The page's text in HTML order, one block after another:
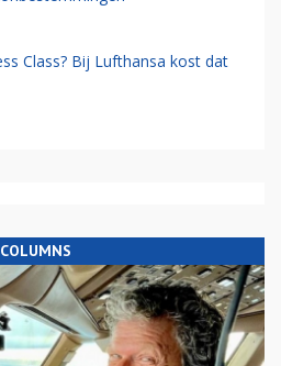
Class? Bij Lufthansa kost dat
COLUMNS